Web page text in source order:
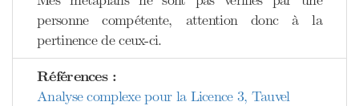
personne compétente, attention donc à la
pertinence de ceux-ci.
Références :
Analyse complexe pour la Licence 3, Tauvel